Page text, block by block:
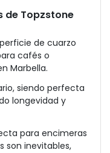
de Topzstone
de cuarzo
cafés o
Marbella.
siendo perfecta
longevidad y
para encimeras
son inevitables,